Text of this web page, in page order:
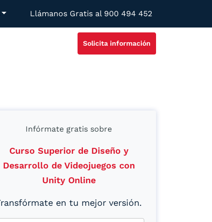
Llámanos Gratis al 900 494 452
Solicita información
Infórmate gratis sobre
Curso Superior de Diseño y
Desarrollo de Videojuegos con
Unity Online
en tu mejor versión.